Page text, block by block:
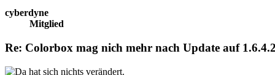
cyberdyne
Mitglied
Re: Colorbox mag nich mehr nach Update auf